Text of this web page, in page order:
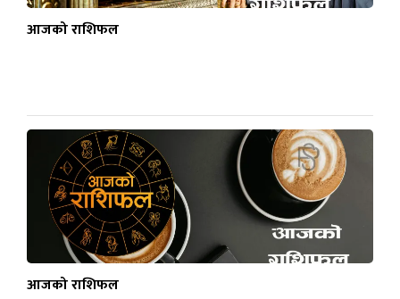
आजको राशिफल
आजको राशिफल